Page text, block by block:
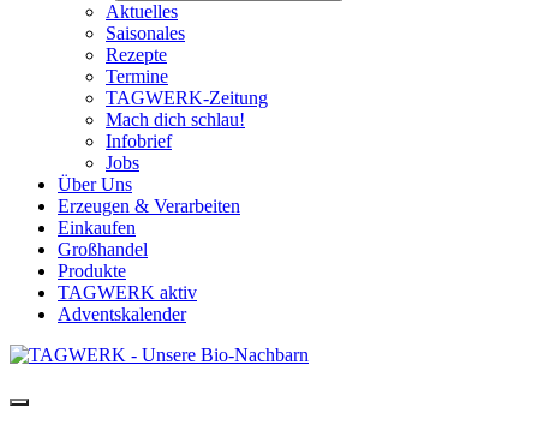
Aktuelles
Saisonales
Rezepte
Termine
TAGWERK-Zeitung
Mach dich schlau!
Infobrief
Jobs
Über Uns
Erzeugen & Verarbeiten
Einkaufen
Großhandel
Produkte
TAGWERK aktiv
Adventskalender